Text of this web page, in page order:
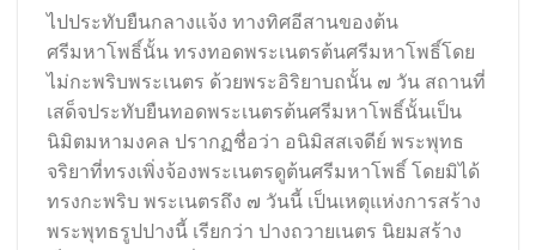
ไปประทับยืนกลางแจ้ง ทางทิศอีสานของต้น
ศรีมหาโพธิ์นั้น ทรงทอดพระเนตรต้นศรีมหาโพธิ์โดย
ไม่กะพริบพระเนตร ด้วยพระอิริยาบถนั้น ๗ วัน สถานที่
เสด็จประทับยืนทอดพระเนตรต้นศรีมหาโพธิ์นั้นเป็น
นิมิตมหามงคล ปรากฏชื่อว่า อนิมิสสเจดีย์ พระพุทธ
จริยาที่ทรงเพิ่งจ้องพระเนตรดูต้นศรีมหาโพธิ์ โดยมิได้
ทรงกะพริบ พระเนตรถึง ๗ วันนี้ เป็นเหตุแห่งการสร้าง
พระพุทธรูปปางนี้ เรียกว่า ปางถวายเนตร นิยมสร้าง